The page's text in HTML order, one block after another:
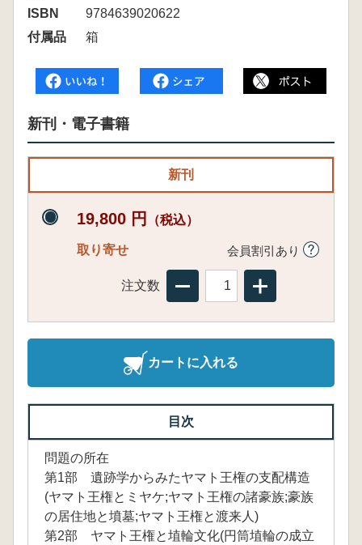
ISBN
9784639020622
付属品
箱
新刊・電子書籍
新刊
19,800 円 （税込）
取り寄せ 会員割引あり
注文数
カートに入れる
目次
問題の所在
第1部 遺跡学からみたヤマト王権の支配構造
(ヤマト王権とミヤケ;ヤマト王権の諸豪族;豪族
の居住地と墳墓;ヤマト王権と渡来人)
第2部 ヤマト王権と埴輪文化(円筒埴輪の成立